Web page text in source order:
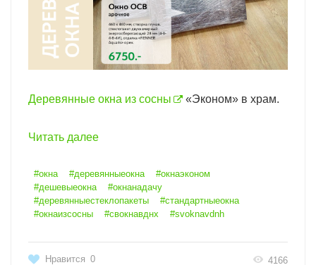
Деревянные окна из сосны «Эконом» в храм.
Читать далее
#окна #деревянныеокна
#окнаэконом
#дешевыеокна
#окнанадачу
#деревянныестеклопакеты
#стандартныеокна
#окнаизсосны
#свокнавднх #svoknavdnh
Нравится 0 4166